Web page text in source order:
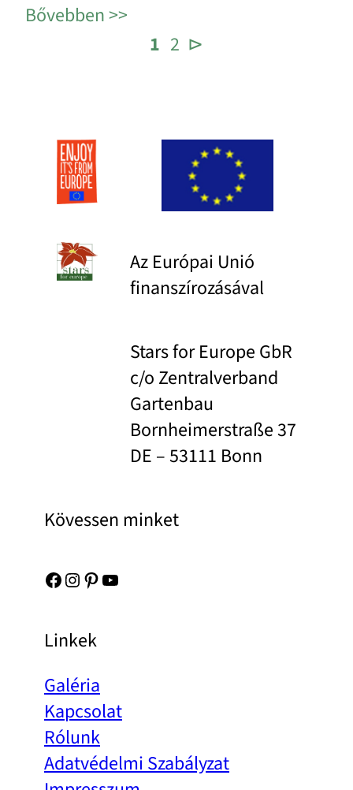
Bővebben
1 2 ⊳
Az Európai Unió
finanszírozásával
Stars for Europe GbR
c/o Zentralverband
Gartenbau
Bornheimerstraße 37
DE – 53111 Bonn
Kövessen minket
Facebook Instagram Pinterest YouTube
Linkek
Galéria
Kapcsolat
Rólunk
Adatvédelmi Szabályzat